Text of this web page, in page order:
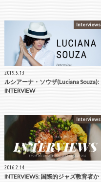
Interviews
2019.5.13
ルシアーナ・ソウザ(Luciana Souza):
INTERVIEW
Interviews
2016.2.14
INTERVIEWS: 国際的ジャズ教育者か